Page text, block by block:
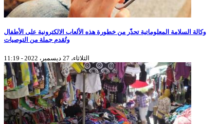
وكالة السلامة المعلوماتية تحذّر من خطورة هذه الألعاب الالكترونية على الأطفال
وتُقدم جملة من التوصيات
الثلاثاء، 27 ديسمبر، 2022 - 11:19